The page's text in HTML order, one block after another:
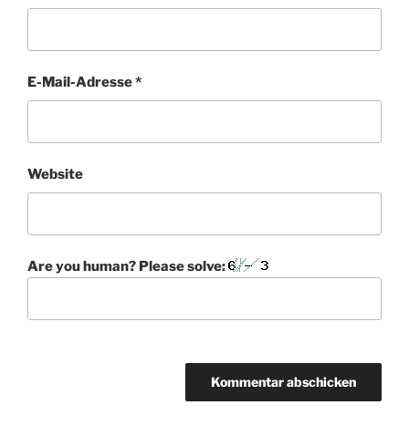
E-Mail-Adresse*
Website
Are you human? Please solve: